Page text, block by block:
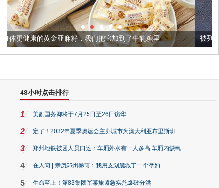
籽，我们把它加到了牛轧糖里 被列入佛家七宝的它到底有
48小时点击排行
1 美副国务卿将于7月25日至26日访华
2 定了！2032年夏季奥运会主办城市为澳大利亚布里斯班
3 郑州地铁被困人员口述：车厢外水有一人多高 车厢内缺氧
4 在人间 | 亲历郑州暴雨：我用皮划艇救了一个孕妇
5 生命至上！第83集团军某旅紧急实施爆破分洪